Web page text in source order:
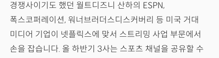
경쟁사이기도 했던 월트디즈니 산하의 ESPN,
폭스코퍼레이션, 워너브러더스디스커버리 등 미국 거대
미디어 기업이 넷플릭스에 맞서 스트리밍 사업 부문에서
손을 잡습니다. 올 하반기 3사는 스포츠 채널을 공유할 수